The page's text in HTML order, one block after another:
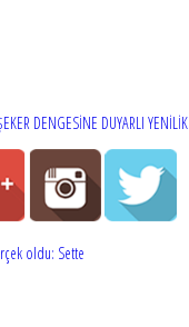
DENGESİNE DUYARLI YENİLİK